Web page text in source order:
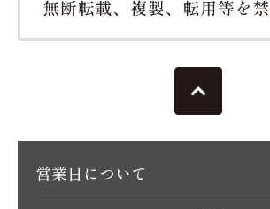
営業日について